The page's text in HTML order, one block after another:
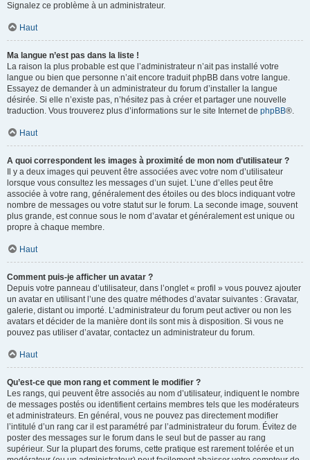
Signalez ce problème à un administrateur.
Haut
Ma langue n’est pas dans la liste !
La raison la plus probable est que l’administrateur n’ait pas installé votre
langue ou bien que personne n’ait encore traduit phpBB dans votre langue.
Essayez de demander à un administrateur du forum d’installer la langue
désirée. Si elle n’existe pas, n’hésitez pas à créer et partager une nouvelle
traduction. Vous trouverez plus d’informations sur le site Internet de phpBB®.
Haut
A quoi correspondent les images à proximité de mon nom d’utilisateur ?
Il y a deux images qui peuvent être associées avec votre nom d’utilisateur
lorsque vous consultez les messages d’un sujet. L’une d’elles peut être
associée à votre rang, généralement des étoiles ou des blocs indiquant votre
nombre de messages ou votre statut sur le forum. La seconde image, souvent
plus grande, est connue sous le nom d’avatar et généralement est unique ou
propre à chaque membre.
Haut
Comment puis-je afficher un avatar ?
Depuis votre panneau d’utilisateur, dans l’onglet « profil » vous pouvez ajouter
un avatar en utilisant l’une des quatre méthodes d’avatar suivantes : Gravatar,
galerie, distant ou importé. L’administrateur du forum peut activer ou non les
avatars et décider de la manière dont ils sont mis à disposition. Si vous ne
pouvez pas utiliser d’avatar, contactez un administrateur du forum.
Haut
Qu’est-ce que mon rang et comment le modifier ?
Les rangs, qui peuvent être associés au nom d’utilisateur, indiquent le nombre
de messages postés ou identifient certains membres tels que les modérateurs
et administrateurs. En général, vous ne pouvez pas directement modifier
l’intitulé d’un rang car il est paramétré par l’administrateur du forum. Évitez de
poster des messages sur le forum dans le seul but de passer au rang
supérieur. Sur la plupart des forums, cette pratique est rarement tolérée et un